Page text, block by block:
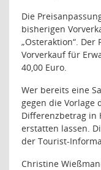
Die
bisherigen
„Osteraktion“.
Vorverkauf für
40,00 Euro.
Wer bereits eine
gegen die Vorlage
Differenzbetrag in
erstatten lassen.
der Tourist-
Christine